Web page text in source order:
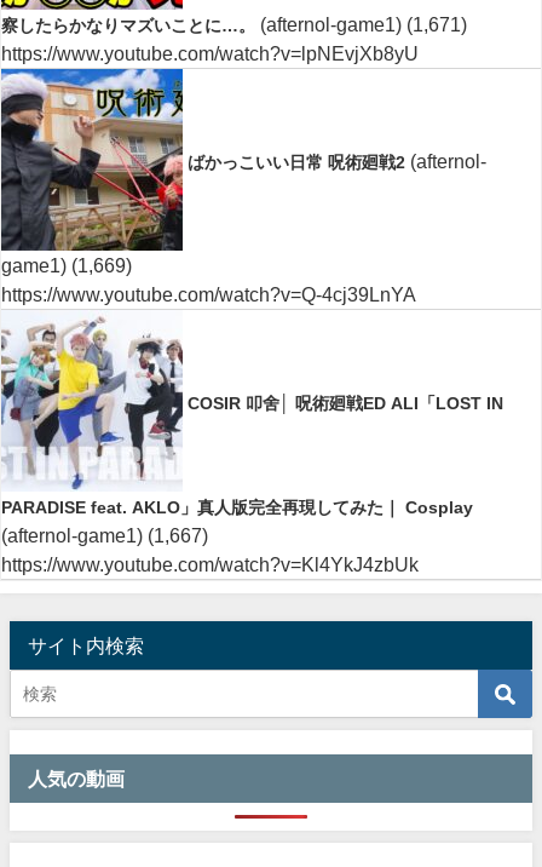
察したらかなりマズいことに…。 (afternol-game1) (1,671)
https://www.youtube.com/watch?v=lpNEvjXb8yU
ばかっこいい日常 呪術廻戦2 (afternol-
game1) (1,669)
https://www.youtube.com/watch?v=Q-4cj39LnYA
COSIR 叩舍│ 呪術廻戦ED ALI「LOST IN
PARADISE feat. AKLO」真人版完全再現してみた｜ Cosplay
(afternol-game1) (1,667)
https://www.youtube.com/watch?v=Kl4YkJ4zbUk
サイト内検索
人気の動画